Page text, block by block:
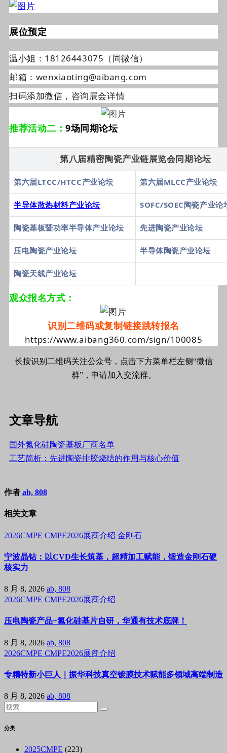
展位预定
温小姐：18126443075（同微信）
邮箱：wenxiaoting@aibang.com
扫码添加微信，咨询展会详情
推荐活动二：9场同期论坛
第八届精密陶瓷产业链展览会同期论坛
第六届LTCC/HTCC产业论坛 第六届MLCC产业论坛
半导体散热材料产业论坛 SOFC/SOEC陶瓷产业论
陶瓷基板暨功率半导体产业论坛 先进陶瓷产业论坛
压电陶瓷产业论坛 半导体陶瓷产业论坛
陶瓷天线产业论坛
观众报名方式：
识别二维码或复制链接跳转报名
https://www.aibang360.com/sign/100085
长按识别二维码关注公众号，点击下方菜单栏左侧“微信
群”，申请加入交流群。
文章导航
国外氮化硅陶瓷基板厂商名单
工艺简析：先进陶瓷排胶烧结的作用与核心价值
作者 ab, 808
相关文章
2026CMPE CMPE2026展商介绍 金刚石
宁波晶钻：以CVD生长筑基，超精加工赋能，锻造金刚石硬
核实力
8 月 8, 2026 ab, 808
2026CMPE CMPE2026展商介绍
压电陶瓷产品+氮化硅基片自研，华通有技术底牌！
8 月 8, 2026 ab, 808
2026CMPE CMPE2026展商介绍
专精特新小巨人｜振华科技真空镀膜技术赋能多领域高端制造
8 月 8, 2026 ab, 808
分类
2025CMPE (223)